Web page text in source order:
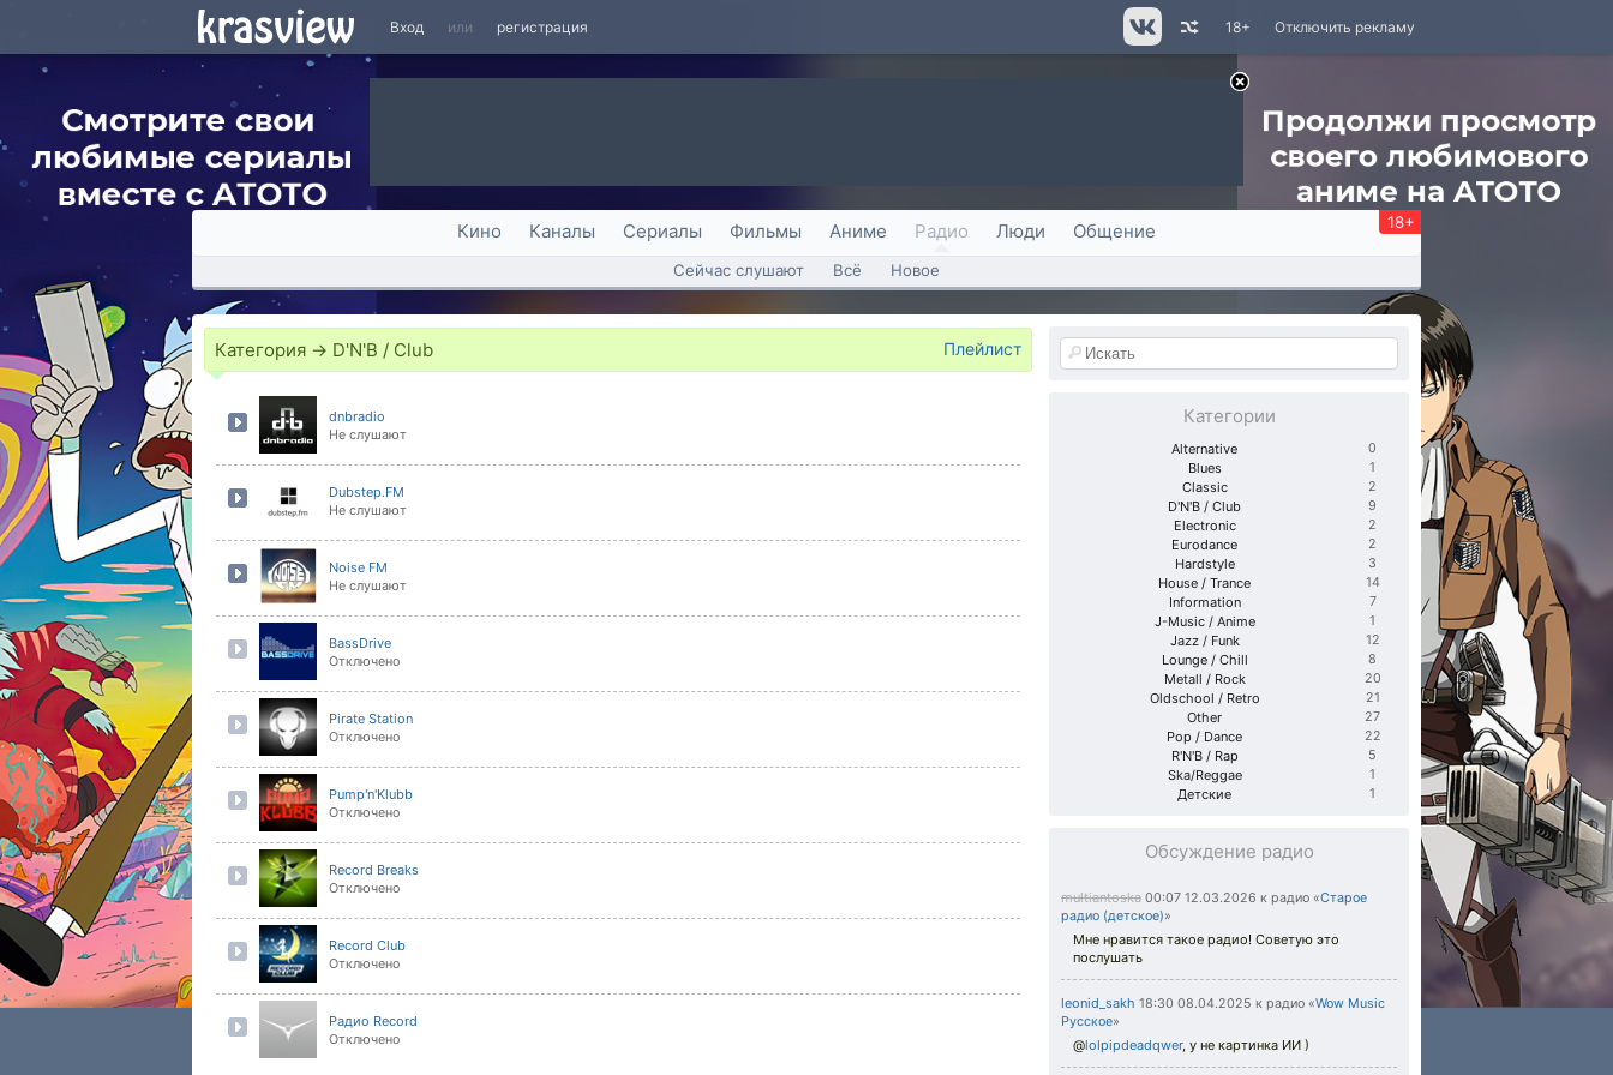
Вход или регистрация Отключить рекламу
18+
Кино Каналы Сериалы Фильмы Аниме Радио Люди Общение 18+
Сейчас слушают Всё Новое
Категория → D'N'B / Club Плейлист
dnbradio
Не слушают
Dubstep.FM
Не слушают
Noise FM
Не слушают
BassDrive
Отключено
Pirate Station
Отключено
Pump'n'Klubb
Отключено
Record Breaks
Отключено
Record Club
Отключено
Радио Record
Отключено
Категории
Alternative 0
Blues 1
Classic 2
D'N'B / Club 9
Electronic 2
Eurodance 2
Hardstyle 3
House / Trance 14
Information 7
J-Music / Anime 1
Jazz / Funk 12
Lounge / Chill 8
Metall / Rock 20
Oldschool / Retro 21
Other 27
Pop / Dance 22
R'N'B / Rap 5
Ska/Reggae 1
Детские 1
Обсуждение радио
multiantoska 00:07 12.03.2026 к радио «Старое
радио (детское)»
Мне нравится такое радио! Советую это
послушать
leonid_sakh 18:30 08.04.2025 к радио «Wow Music
Русское»
@lolpipdeadqwer, у не картинка ИИ )